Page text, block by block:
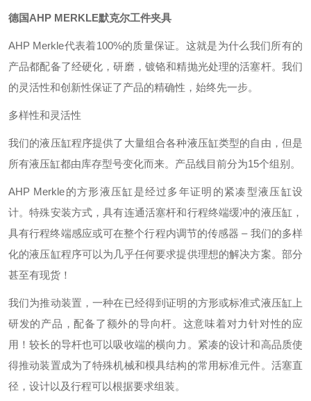
德国AHP MERKLE默克尔工件夹具
AHP Merkle代表着100%的质量保证。这就是为什么我们所有的
产品都配备了经硬化，研磨，镀铬和精抛光处理的活塞杆。我们
的灵活性和创新性保证了产品的精确性，始终先一步。
多样性和灵活性
我们的液压缸程序提供了大量组合各种液压缸类型的自由，但是
所有液压缸都由库存型号变化而来。产品线目前分为15个组别。
AHP Merkle的方形液压缸是经过多年证明的紧凑型液压缸设
计。特殊安装方式，具有连通活塞杆和行程终端缓冲的液压缸，
具有行程终端感应或可在整个行程内调节的传感器 – 我们的多样
化的液压缸程序可以为几乎任何要求提供理想的解决方案。部分
甚至有现货！
我们为推动装置，一种在已经得到证明的方形或标准式液压缸上
研发的产品，配备了额外的导向杆。这意味着对力针对性的应
用！较长的导杆也可以吸收端的横向力。紧凑的设计和高品质使
得推动装置成为了特殊机械和模具结构的常用标准元件。活塞直
径，设计以及行程可以根据要求组装。